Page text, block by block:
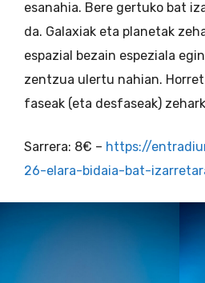
esanahia. Bere gertuko bat
da. Galaxiak eta planetak
espazial bezain espeziala
zentzua ulertu nahian.
faseak (eta desfaseak)
Sarrera: 8€ – https://
26-elara-bidaia-bat-